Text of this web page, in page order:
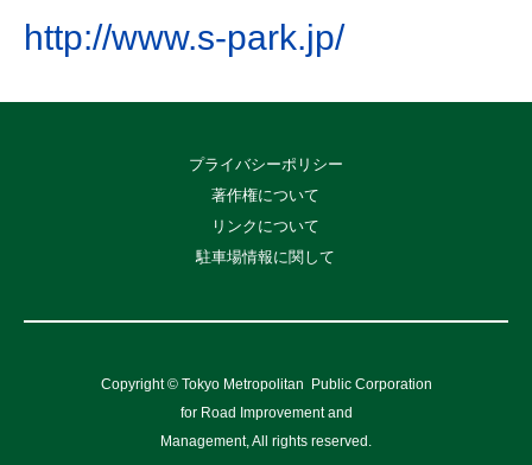
http://www.s-park.jp/
プライバシーポリシー
著作権について
リンクについて
駐車場情報に関して
Copyright © Tokyo Metropolitan
Public Corporation
for Road Improvement and
Management, All rights reserved.